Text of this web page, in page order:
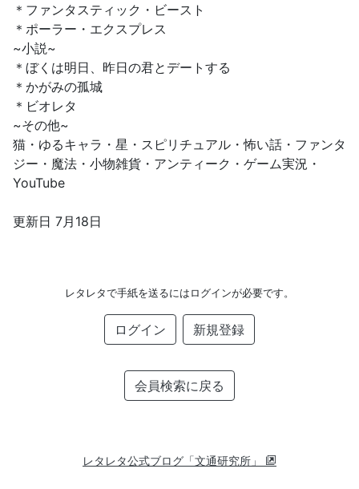
＊ファンタスティック・ビースト
＊ポーラー・エクスプレス
~小説~
＊ぼくは明日、昨日の君とデートする
＊かがみの孤城
＊ビオレタ
~その他~
猫・ゆるキャラ・星・スピリチュアル・怖い話・ファンタ
ジー・魔法・小物雑貨・アンティーク・ゲーム実況・
YouTube
更新日 7月18日
レタレタで手紙を送るにはログインが必要です。
ログイン 新規登録
会員検索に戻る
レタレタ公式ブログ「文通研究所」